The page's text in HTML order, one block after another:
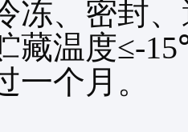
冻、密封
藏温度≤-
一个月。